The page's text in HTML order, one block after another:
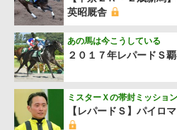
英昭厩舎
２０１７年レパードＳ
あの馬は今こうしている
【レパードＳ】パイロ
ミスターＸの帯封ミッション